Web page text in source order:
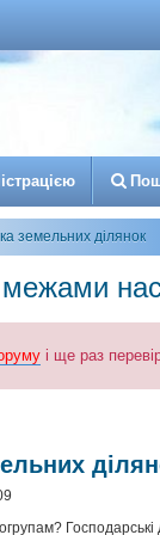
істрацією
земельних ділянок
і ще раз
пошук